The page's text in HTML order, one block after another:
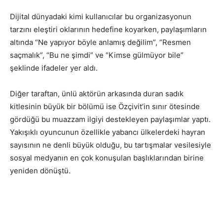
Dijital dünyadaki kimi kullanıcılar bu organizasyonun
tarzını eleştiri oklarının hedefine koyarken, paylaşımların
altında “Ne yapıyor böyle anlamış değilim”, “Resmen
saçmalık”, “Bu ne şimdi” ve “Kimse gülmüyor bile”
şeklinde ifadeler yer aldı.
Diğer taraftan, ünlü aktörün arkasında duran sadık
kitlesinin büyük bir bölümü ise Özçivit’in sınır ötesinde
gördüğü bu muazzam ilgiyi destekleyen paylaşımlar yaptı.
Yakışıklı oyuncunun özellikle yabancı ülkelerdeki hayran
sayısının ne denli büyük olduğu, bu tartışmalar vesilesiyle
sosyal medyanın en çok konuşulan başlıklarından birine
yeniden dönüştü.